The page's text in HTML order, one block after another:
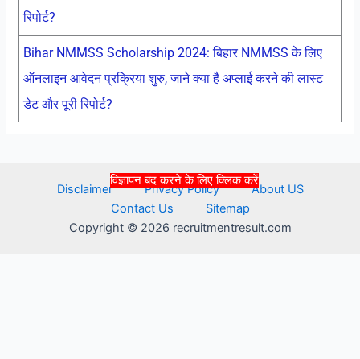
विज्ञापन बंद करने के लिए क्लिक करें
रिपोर्ट?
Bihar NMMSS Scholarship 2024: बिहार NMMSS के लिए
ऑनलाइन आवेदन प्रक्रिया शुरु, जाने क्या है अप्लाई करने की लास्ट
डेट और पूरी रिपोर्ट?
Disclaimer Privacy Policy
About US
Contact Us
Sitemap
Copyright © 2026 recruitmentresult.com